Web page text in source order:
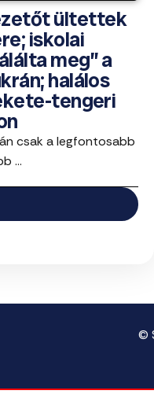
ültettek
iskolai
meg” a
halálos
tengeri
csak a legfontosabb
...
©